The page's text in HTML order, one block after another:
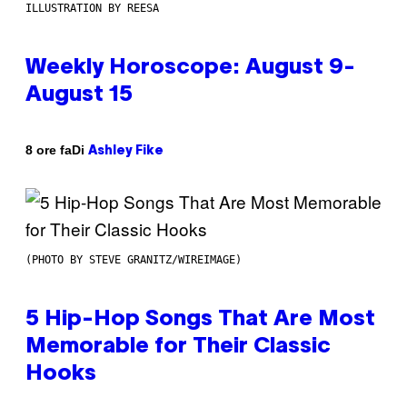
ILLUSTRATION BY REESA
Weekly Horoscope: August 9-
August 15
8 ore faDi Ashley Fike
(PHOTO BY STEVE GRANITZ/WIREIMAGE)
5 Hip-Hop Songs That Are Most
Memorable for Their Classic
Hooks